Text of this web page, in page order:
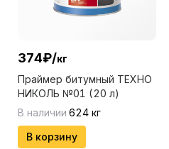
374₽/кг
Праймер битумный ТЕХНО
НИКОЛЬ №01 (20 л)
В наличии 624 кг
В корзину